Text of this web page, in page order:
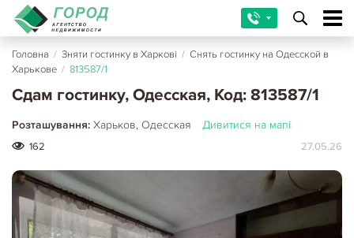
Головна / Зняти гостинку в Харкові / Снять гостинку на Одесской в
Харькове / 813587/1
Сдам гостинку, Одесская, Код: 813587/1
Розташування: Харьков, Одесская Дивитися на мапі
162 27.05.26